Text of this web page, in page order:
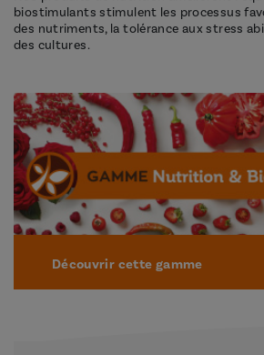
biostimulants stimulent les processus
des nutriments, la tolérance aux stress
des cultures.
Découvrir cette gamme